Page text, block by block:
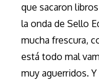
que sacaron
la onda de Sello
mucha frescura,
está todo mal
muy aguerridos.